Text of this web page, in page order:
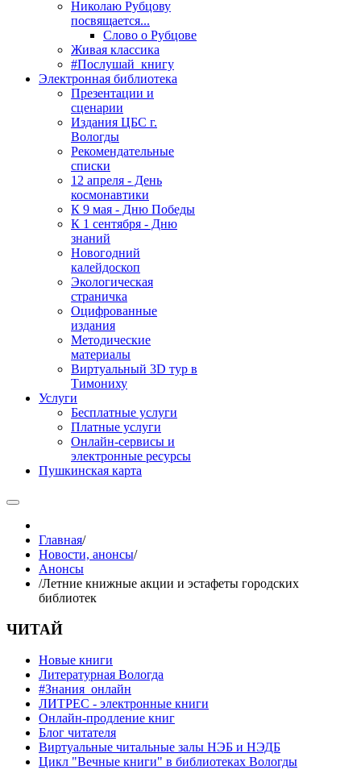
Николаю Рубцову
посвящается...
Слово о Рубцове
Живая классика
#Послушай_книгу
Электронная библиотека
Презентации и
сценарии
Издания ЦБС г.
Вологды
Рекомендательные
списки
12 апреля - День
космонавтики
К 9 мая - Дню Победы
К 1 сентября - Дню
знаний
Новогодний
калейдоскоп
Экологическая
страничка
Оцифрованные
издания
Методические
материалы
Виртуальный 3D тур в
Тимониху
Услуги
Бесплатные услуги
Платные услуги
Онлайн-сервисы и
электронные ресурсы
Пушкинская карта
Главная/
Новости, анонсы/
Анонсы
/Летние книжные акции и эстафеты городских
библиотек
ЧИТАЙ
Новые книги
Литературная Вологда
#Знания_онлайн
ЛИТРЕС - электронные книги
Онлайн-продление книг
Блог читателя
Виртуальные читальные залы НЭБ и НЭДБ
Цикл "Вечные книги" в библиотеках Вологды